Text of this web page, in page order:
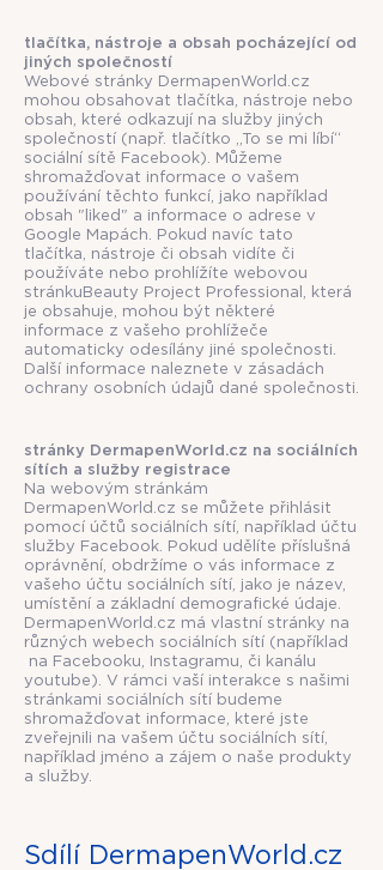
tlačítka, nástroje a obsah pocházející od
jiných společností
Webové stránky DermapenWorld.cz
mohou obsahovat tlačítka, nástroje nebo
obsah, které odkazují na služby jiných
společností (např. tlačítko „To se mi líbí“
sociální sítě Facebook). Můžeme
shromažďovat informace o vašem
používání těchto funkcí, jako například
obsah "liked" a informace o adrese v
Google Mapách. Pokud navíc tato
tlačítka, nástroje či obsah vidíte či
používáte nebo prohlížíte webovou
stránkuBeauty Project Professional, která
je obsahuje, mohou být některé
informace z vašeho prohlížeče
automaticky odesílány jiné společnosti.
Další informace naleznete v zásadách
ochrany osobních údajů dané společnosti.
stránky DermapenWorld.cz na sociálních
sítích a služby registrace
Na webovým stránkám
DermapenWorld.cz se můžete přihlásit
pomocí účtů sociálních sítí, například účtu
služby Facebook. Pokud udělíte příslušná
oprávnění, obdržíme o vás informace z
vašeho účtu sociálních sítí, jako je název,
umístění a základní demografické údaje.
DermapenWorld.cz má vlastní stránky na
různých webech sociálních sítí (například
na Facebooku, Instagramu, či kanálu
youtube). V rámci vaší interakce s našimi
stránkami sociálních sítí budeme
shromažďovat informace, které jste
zveřejnili na vašem účtu sociálních sítí,
například jméno a zájem o naše produkty
a služby.
Sdílí DermapenWorld.cz